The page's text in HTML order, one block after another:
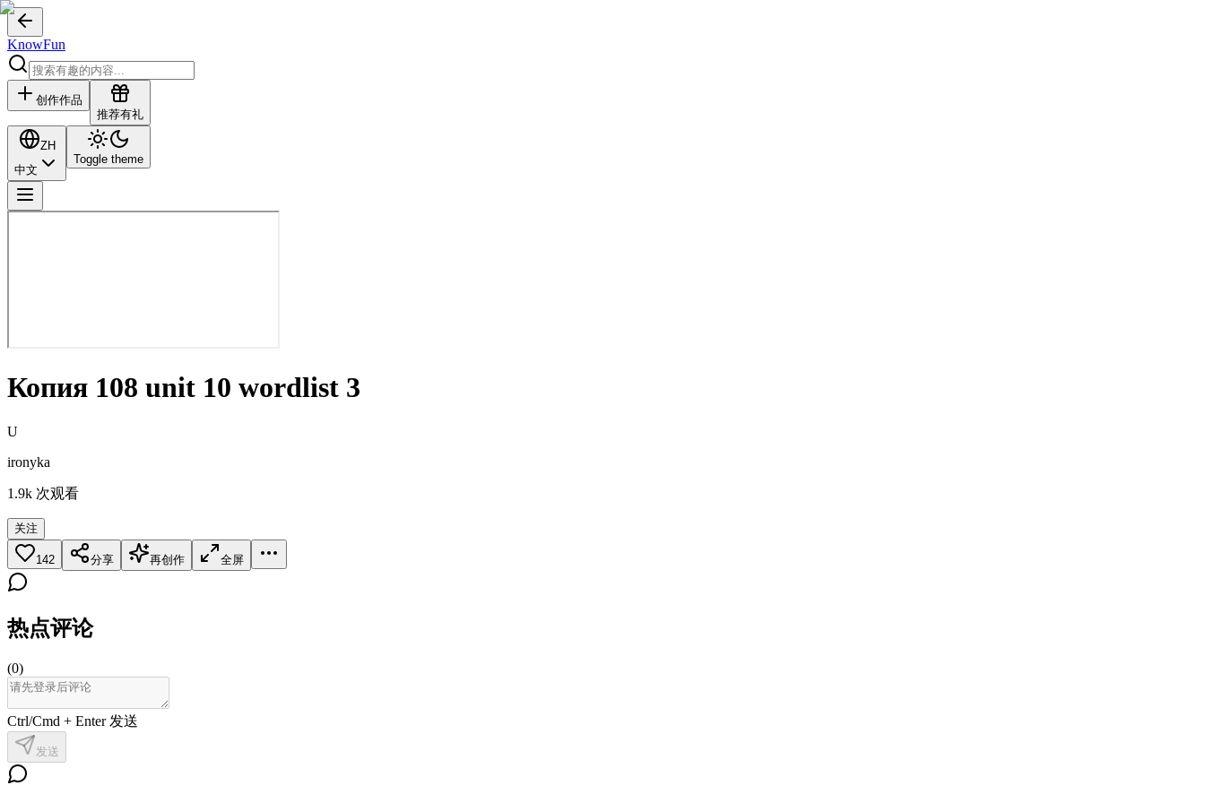
KnowFun
创作作品
推荐有礼
ZH
中文
Toggle theme
Копия 108 unit 10 wordlist 3
U
ironyka
1.9k 次观看
关注
142 分享 再创作 全屏
热点评论
(0)
Ctrl/Cmd + Enter 发送
发送